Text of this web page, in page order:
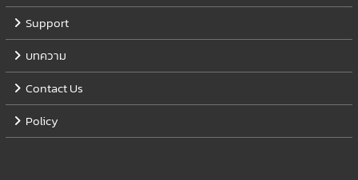
Support
บทความ
Contact Us
Policy